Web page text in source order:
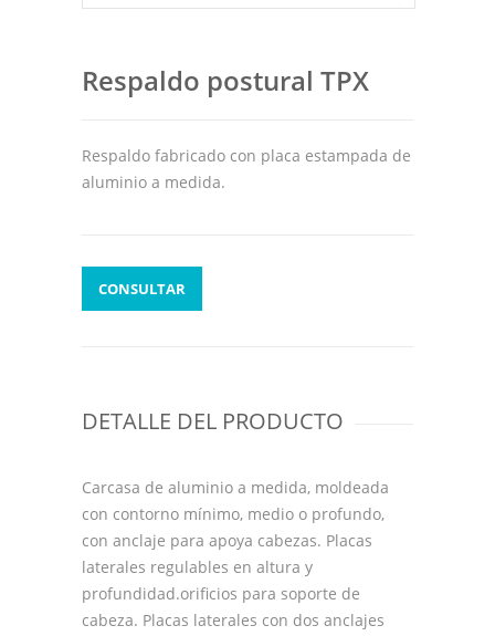
Respaldo postural TPX
Respaldo fabricado con placa estampada de
aluminio a medida.
CONSULTAR
DETALLE DEL PRODUCTO
Carcasa de aluminio a medida, moldeada
con contorno mínimo, medio o profundo,
con anclaje para apoya cabezas. Placas
laterales regulables en altura y
profundidad.orificios para soporte de
cabeza. Placas laterales con dos anclajes